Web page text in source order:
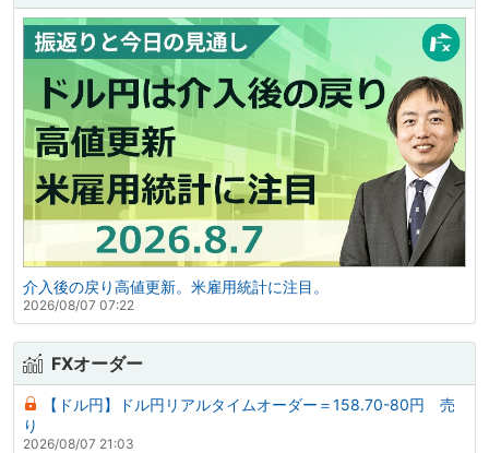
介入後の戻り高値更新。米雇用統計に注目。
2026/08/07 07:22
FXオーダー
【ドル円】ドル円リアルタイムオーダー＝158.70-80円 売
り
2026/08/07 21:03